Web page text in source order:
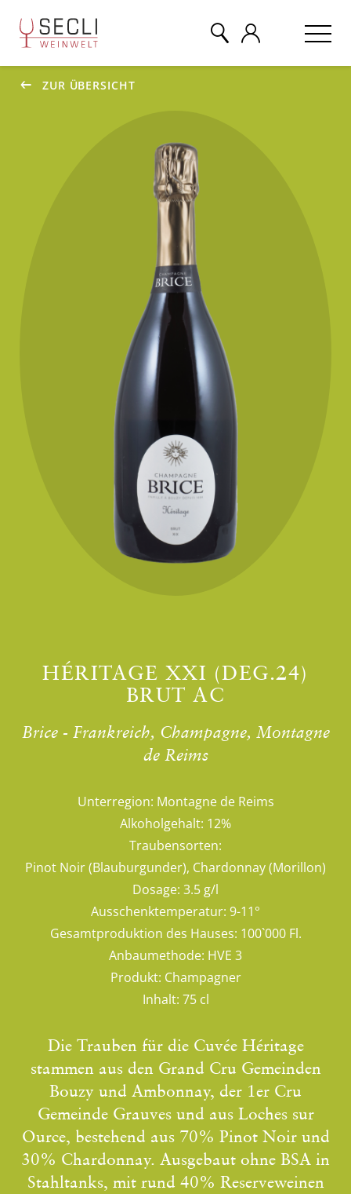
ZUR ÜBERSICHT
HÉRITAGE XXI (DEG.24)
BRUT AC
Brice - Frankreich, Champagne, Montagne
de Reims
Unterregion: Montagne de Reims
Alkoholgehalt: 12%
Traubensorten:
Pinot Noir (Blauburgunder), Chardonnay (Morillon)
Dosage: 3.5 g/l
Ausschenktemperatur: 9-11°
Gesamtproduktion des Hauses: 100`000 Fl.
Anbaumethode: HVE 3
Produkt: Champagner
Inhalt: 75 cl
Die Trauben für die Cuvée Héritage
stammen aus den Grand Cru Gemeinden
Bouzy und Ambonnay, der 1er Cru
Gemeinde Grauves und aus Loches sur
Ource, bestehend aus 70% Pinot Noir und
30% Chardonnay. Ausgebaut ohne BSA in
Stahltanks, mit rund 40% Reserveweinen